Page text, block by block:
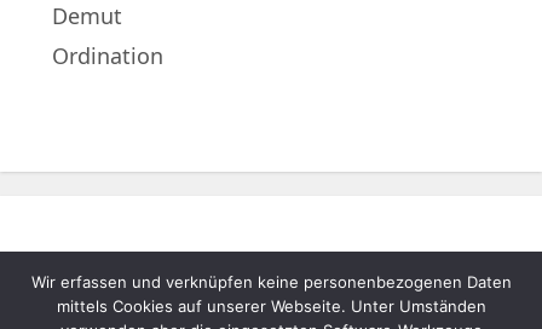
Demut
Ordination
© 2022 – Evangelische Muttergemeinde
Wir erfassen und verknüpfen keine personenbezogenen Daten
mittels Cookies auf unserer Webseite. Unter Umständen